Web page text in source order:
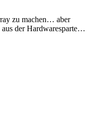
zu machen… aber
der Hardwaresparte…